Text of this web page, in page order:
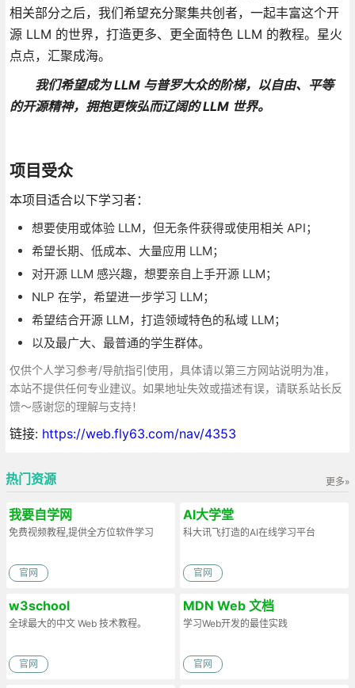
相关部分之后，我们希望充分聚集共创者，一起丰富这个开
源 LLM 的世界，打造更多、更全面特色 LLM 的教程。星火
点点，汇聚成海。
我们希望成为 LLM 与普罗大众的阶梯，以自由、平等
的开源精神，拥抱更恢弘而辽阔的 LLM 世界。
项目受众
本项目适合以下学习者：
想要使用或体验 LLM，但无条件获得或使用相关 API；
希望长期、低成本、大量应用 LLM；
对开源 LLM 感兴趣，想要亲自上手开源 LLM；
NLP 在学，希望进一步学习 LLM；
希望结合开源 LLM，打造领域特色的私域 LLM；
以及最广大、最普通的学生群体。
仅供个人学习参考/导航指引使用，具体请以第三方网站说明为准，
本站不提供任何专业建议。如果地址失效或描述有误，请联系站长反
馈～感谢您的理解与支持！
链接: https://web.fly63.com/nav/4353
更多»
热门资源
我要自学网
免费视频教程,提供全方位软件学习
官网
AI大学堂
科大讯飞打造的AI在线学习平台
官网
w3school
全球最大的中文 Web 技术教程。
官网
MDN Web 文档
学习Web开发的最佳实践
官网